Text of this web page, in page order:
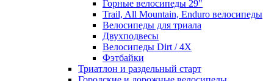
Горные велосипеды 29"
Trail, All Mountain, Enduro велосипеды
Велосипеды для триала
Двухподвесы
Велосипеды Dirt / 4X
Фэтбайки
Триатлон и раздельный старт